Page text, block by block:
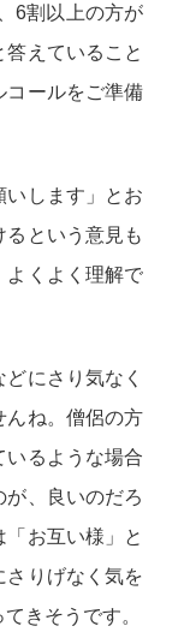
6割以上の方が
答えていること
コールをご準備
いします」とお
るという意見も
よくよく理解で
にさり気なく
んね。僧侶の方
いるような場合
が、良いのだろ
「お互い様」と
さりげなく気を
きそうです。